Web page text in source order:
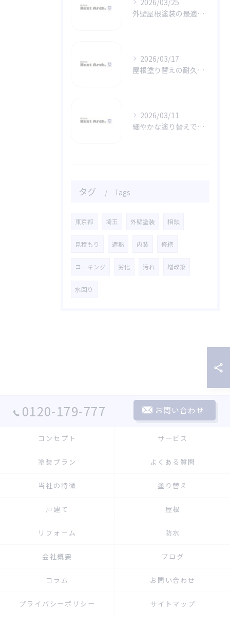
2026/03/25
外壁屋根塗装の最適メンテ時期解説
2026/03/17
屋根塗り替えの耐久性を高める秘訣
2026/03/11
細やかな塗り替えで実現する外壁の一体感と美しさ
タグ Tags
東京都 埼玉 外壁塗装 相談
見積もり 遮熱 内装 修繕
コーキング 劣化 汚れ 増改築
水回り
0120-179-777 お問い合わせ
コンセプト サービス
塗装プラン よくある質問
当社の特徴 塗り替え
戸建て 屋根
リフォーム 防水
会社概要 ブログ
コラム お問い合わせ
プライバシーポリシー サイトマップ